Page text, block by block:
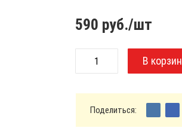
г
у
590 руб./шт
Поделиться: